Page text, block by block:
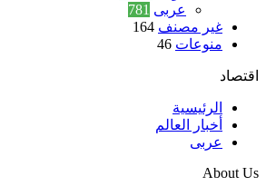
عربى 781
غير مصنف 164
منوعات 46
اقتصاد
الرئيسية
أخبار العالم
عربى
About Us